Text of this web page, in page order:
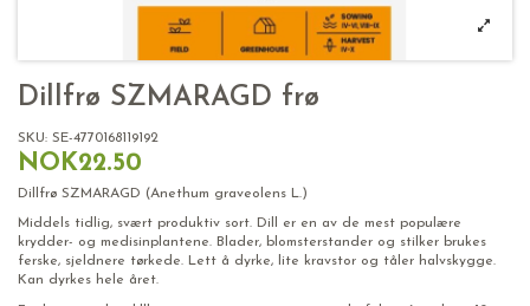
Dillfrø SZMARAGD frø
SKU: SE-4770168119192
NOK22.50
Dillfrø SZMARAGD (Anethum graveolens L.)
Middels tidlig, svært produktiv sort. Dill er en av de mest populære
krydder- og medisinplantene. Blader, blomsterstander og stilker brukes
ferske, sjeldnere tørkede. Lett å dyrke, lite kravstor og tåler halvskygge.
Kan dyrkes hele året.